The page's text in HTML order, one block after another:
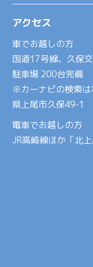
アクセス
車でお越しの方
国道17号線、久保
駐車場 200台完備
※カーナビの検索は
県上尾市久保49-1
電車でお越しの方
JR高崎線ほか「北